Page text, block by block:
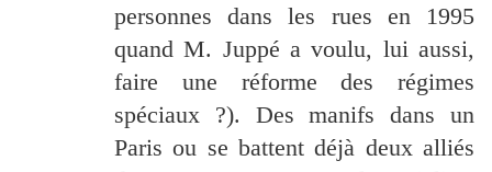
personnes dans les rues en 1995
quand M. Juppé a voulu, lui aussi,
faire une réforme des régimes
spéciaux ?). Des manifs dans un
Paris ou se battent déjà deux alliés